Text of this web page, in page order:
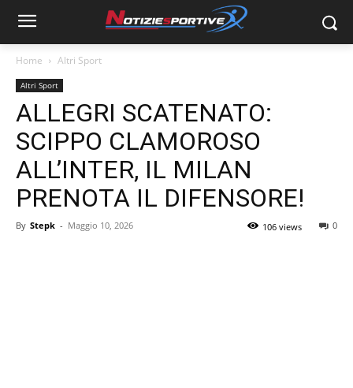
Home Altri Sport
Altri Sport
ALLEGRI SCATENATO:
SCIPPO CLAMOROSO
ALL’INTER, IL MILAN
PRENOTA IL DIFENSORE!
By Stepk - Maggio 10, 2026 0
106 views